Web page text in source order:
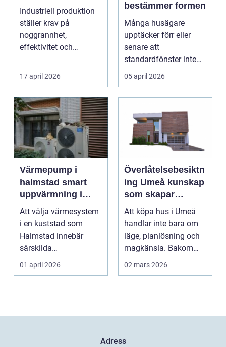
Industriell produktion
ställer krav på
noggrannhet,
effektivitet och
17 april 2026
bestämmer formen
Många husägare
upptäcker förr eller
senare att
standardfönster inte
riktigt passar. Kanske
är huset ...
05 april 2026
Värmepump i
halmstad smart
uppvärmning i
kustklimat
Att välja värmesystem
i en kuststad som
Halmstad innebär
särskilda
förutsättningar. Vind,
fukt, mild...
01 april 2026
Överlåtelsebesiktn
ing Umeå kunskap
som skapar
tryggare
husaffärer
Att köpa hus i Umeå
handlar inte bara om
läge, planlösning och
magkänsla. Bakom
väggar, golv och tak...
02 mars 2026
Adress